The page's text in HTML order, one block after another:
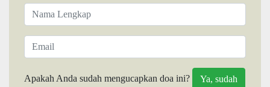
Apakah Anda sudah mengucapkan doa ini?